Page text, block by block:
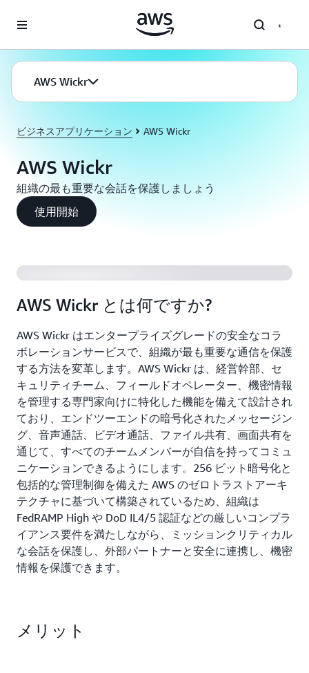
AWS Wickr
ビジネスアプリケーション AWS Wickr
AWS Wickr
組織の最も重要な会話を保護しましょう
使用開始
AWS Wickr とは何ですか?
AWS Wickr はエンタープライズグレードの安全なコラ
ボレーションサービスで、組織が最も重要な通信を保護
する方法を変革します。AWS Wickr は、経営幹部、セ
キュリティチーム、フィールドオペレーター、機密情報
を管理する専門家向けに特化した機能を備えて設計され
ており、エンドツーエンドの暗号化されたメッセージン
グ、音声通話、ビデオ通話、ファイル共有、画面共有を
通じて、すべてのチームメンバーが自信を持ってコミュ
ニケーションできるようにします。256 ビット暗号化と
包括的な管理制御を備えた AWS のゼロトラストアーキ
テクチャに基づいて構築されているため、組織は
FedRAMP High や DoD IL4/5 認証などの厳しいコンプラ
イアンス要件を満たしながら、ミッションクリティカル
な会話を保護し、外部パートナーと安全に連携し、機密
情報を保護できます。
メリット